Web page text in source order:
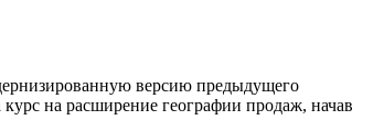
версию предыдущего
на расширение географии продаж, начав